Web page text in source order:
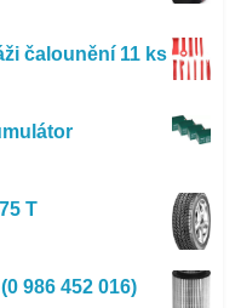
čalounění 11 ks
T
986 452 016)